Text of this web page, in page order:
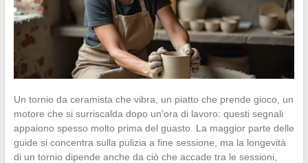
Un tornio da ceramista che vibra, un piatto che prende gioco, un
motore che si surriscalda dopo un’ora di lavoro: questi segnali
appaiono spesso molto prima del guasto. La maggior parte delle
guide si concentra sulla pulizia a fine sessione, ma la longevità
di un tornio dipende anche da ciò che accade tra le sessioni,